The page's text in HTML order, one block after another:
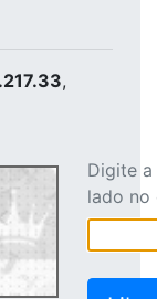
,
Digite
lado no